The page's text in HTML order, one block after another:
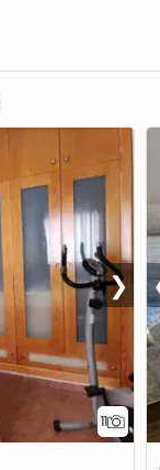
11
❯